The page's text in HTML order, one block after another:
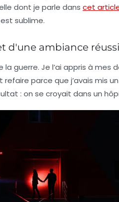
dont je parle dans cet
sublime.
d'une ambiance
la guerre. Je l’ai appris à mes
parce que j’avais mis un
: on se croyait dans un